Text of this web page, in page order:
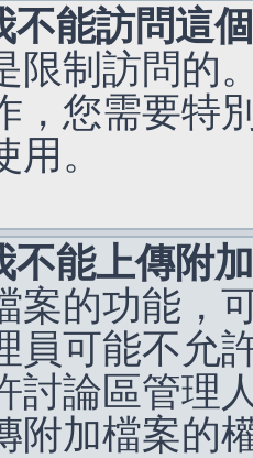
不能訪問這
限制訪問的
，您需要特
用。
不能上傳附
案的功能，
員可能不允
討論區管理
附加檔案的